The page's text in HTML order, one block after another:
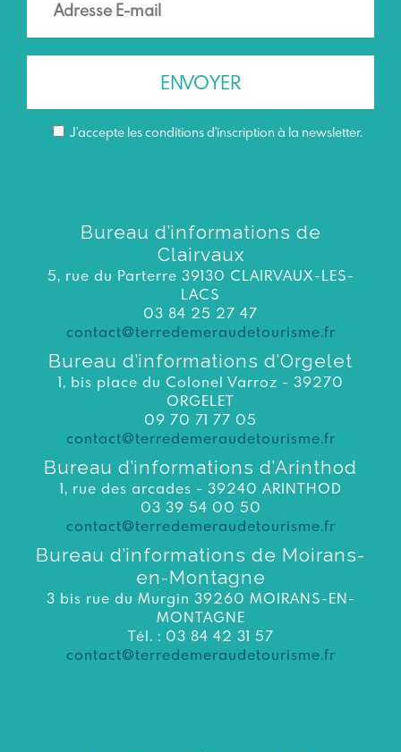
J’accepte les conditions d'inscription à la newsletter.
Bureau d’informations de
Clairvaux
5, rue du Parterre 39130 CLAIRVAUX-LES-
LACS
03 84 25 27 47
contact@terredemeraudetourisme.fr
Bureau d’informations d’Orgelet
1, bis place du Colonel Varroz - 39270
ORGELET
09 70 71 77 05
contact@terredemeraudetourisme.fr
Bureau d’informations d’Arinthod
1, rue des arcades - 39240 ARINTHOD
03 39 54 00 50
contact@terredemeraudetourisme.fr
Bureau d’informations de Moirans-
en-Montagne
3 bis rue du Murgin 39260 MOIRANS-EN-
MONTAGNE
Tél. : 03 84 42 31 57
contact@terredemeraudetourisme.fr